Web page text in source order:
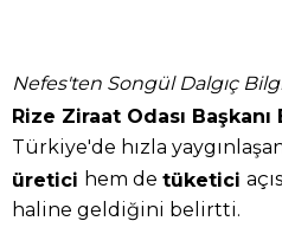
Nefes'ten Songül Dalgıç
Rize Ziraat Odası
Türkiye'de hızla
üretici hem de tüketici
haline geldiğini belirtti.